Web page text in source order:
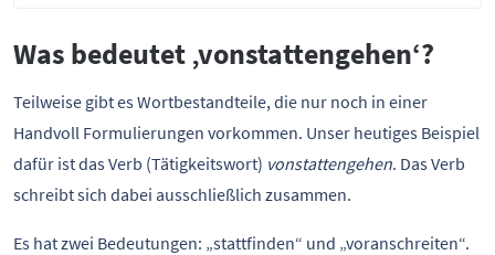
Was bedeutet ‚vonstattengehen‘?
Teilweise gibt es Wortbestandteile, die nur noch in einer
Handvoll Formulierungen vorkommen. Unser heutiges Beispiel
dafür ist das Verb (Tätigkeitswort) vonstattengehen. Das Verb
schreibt sich dabei ausschließlich zusammen.
Es hat zwei Bedeutungen: „stattfinden“ und „voranschreiten“.